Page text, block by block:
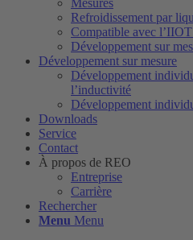
Mesures
Refroidissement par
Compatible avec
Développement sur
Développement sur mesure
Développement
l’inductivité
Développement
Downloads
Service
Contact
À propos de REO
Entreprise
Carrière
Rechercher
Menu Menu